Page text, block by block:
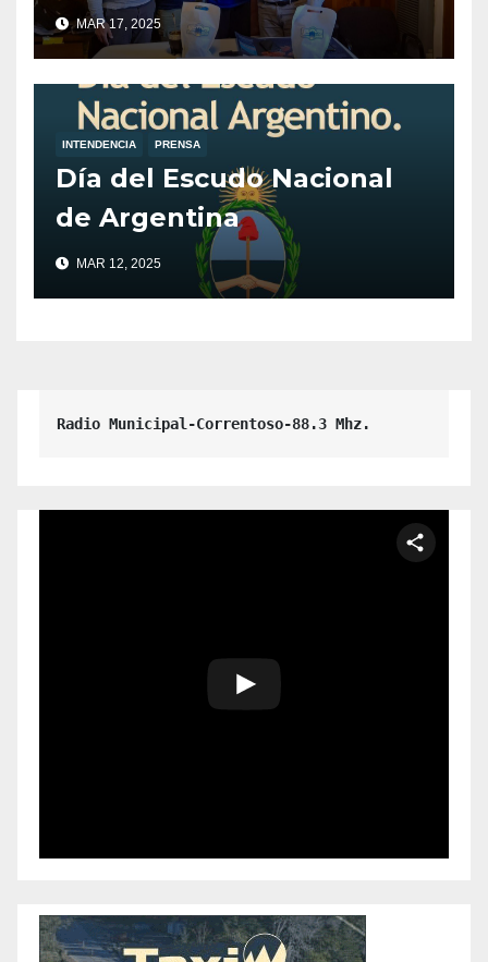
por el Intendente de Villa
la Angostura, Javier Murer.
MAR 17, 2025
INTENDENCIA PRENSA
Día del Escudo Nacional
de Argentina
MAR 12, 2025
Radio Municipal-Correntoso-88.3 Mhz.